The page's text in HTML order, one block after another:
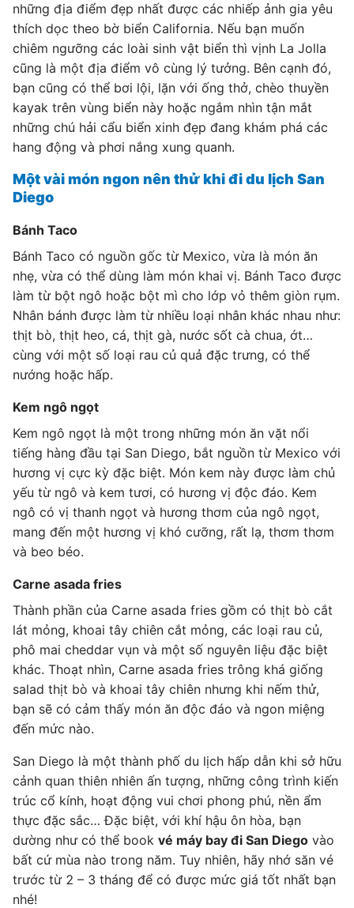
những địa điểm đẹp nhất được các nhiếp ảnh gia yêu
thích dọc theo bờ biển California. Nếu bạn muốn
chiêm ngưỡng các loài sinh vật biển thì vịnh La Jolla
cũng là một địa điểm vô cùng lý tưởng. Bên cạnh đó,
bạn cũng có thể bơi lội, lặn với ống thở, chèo thuyền
kayak trên vùng biển này hoặc ngắm nhìn tận mắt
những chú hải cẩu biển xinh đẹp đang khám phá các
hang động và phơi nắng xung quanh.
Một vài món ngon nên thử khi đi du lịch San
Diego
Bánh Taco
Bánh Taco có nguồn gốc từ Mexico, vừa là món ăn
nhẹ, vừa có thể dùng làm món khai vị. Bánh Taco được
làm từ bột ngô hoặc bột mì cho lớp vỏ thêm giòn rụm.
Nhân bánh được làm từ nhiều loại nhân khác nhau như:
thịt bò, thịt heo, cá, thịt gà, nước sốt cà chua, ớt…
cùng với một số loại rau củ quả đặc trưng, có thể
nướng hoặc hấp.
Kem ngô ngọt
Kem ngô ngọt là một trong những món ăn vặt nổi
tiếng hàng đầu tại San Diego, bắt nguồn từ Mexico với
hương vị cực kỳ đặc biệt. Món kem này được làm chủ
yếu từ ngô và kem tươi, có hương vị độc đáo. Kem
ngô có vị thanh ngọt và hương thơm của ngô ngọt,
mang đến một hương vị khó cưỡng, rất lạ, thơm thơm
và beo béo.
Carne asada fries
Thành phần của Carne asada fries gồm có thịt bò cắt
lát mỏng, khoai tây chiên cắt mỏng, các loại rau củ,
phô mai cheddar vụn và một số nguyên liệu đặc biệt
khác. Thoạt nhìn, Carne asada fries trông khá giống
salad thịt bò và khoai tây chiên nhưng khi nếm thử,
bạn sẽ có cảm thấy món ăn độc đáo và ngon miệng
đến mức nào.
San Diego là một thành phố du lịch hấp dẫn khi sở hữu
cảnh quan thiên nhiên ấn tượng, những công trình kiến
trúc cổ kính, hoạt động vui chơi phong phú, nền ẩm
thực đặc sắc… Đặc biệt, với khí hậu ôn hòa, bạn
dường như có thể book vé máy bay đi San Diego vào
bất cứ mùa nào trong năm. Tuy nhiên, hãy nhớ săn vé
trước từ 2 – 3 tháng để có được mức giá tốt nhất bạn
nhé!